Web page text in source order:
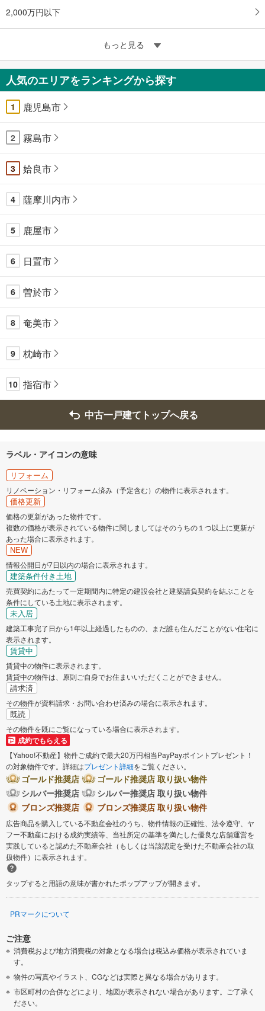
2,000万円以下
もっと見る
人気のエリアをランキングから探す
1 鹿児島市
2 霧島市
3 姶良市
4 薩摩川内市
5 鹿屋市
6 日置市
6 曽於市
8 奄美市
9 枕崎市
10 指宿市
中古一戸建てトップへ戻る
ラベル・アイコンの意味
リフォーム
リノベーション・リフォーム済み（予定含む）の物件に表示されます。
価格更新
価格の更新があった物件です。
複数の価格が表示されている物件に関しましてはそのうちの１つ以上に更新が
あった場合に表示されます。
NEW
情報公開日が7日以内の場合に表示されます。
建築条件付き土地
売買契約にあたって一定期間内に特定の建設会社と建築請負契約を結ぶことを
条件にしている土地に表示されます。
未入居
建築工事完了日から1年以上経過したものの、まだ誰も住んだことがない住宅に
表示されます。
賃貸中
賃貸中の物件に表示されます。
賃貸中の物件は、原則ご自身でお住まいいただくことができません。
請求済
その物件が資料請求・お問い合わせ済みの場合に表示されます。
既読
その物件を既にご覧になっている場合に表示されます。
成約でもらえる
【Yahoo!不動産】物件ご成約で最大20万円相当PayPayポイントプレゼント！
の対象物件です。詳細はプレゼント詳細をご覧ください。
ゴールド推奨店
ゴールド推奨店 取り扱い物件
シルバー推奨店
シルバー推奨店 取り扱い物件
ブロンズ推奨店
ブロンズ推奨店 取り扱い物件
広告商品を購入している不動産会社のうち、物件情報の正確性、法令遵守、ヤ
フー不動産における成約実績等、当社所定の基準を満たした優良な店舗運営を
実践していると認めた不動産会社（もしくは当該認定を受けた不動産会社の取
扱物件）に表示されます。
タップすると用語の意味が書かれたポップアップが開きます。
PRマークについて
ご注意
消費税および地方消費税の対象となる場合は税込み価格が表示されていま
す。
物件の写真やイラスト、CGなどは実際と異なる場合があります。
市区町村の合併などにより、地図が表示されない場合があります。ご了承く
ださい。